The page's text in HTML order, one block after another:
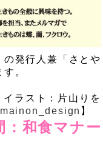
の発行人兼「さとや
。
ラスト：片山りを
】
：和食マナー